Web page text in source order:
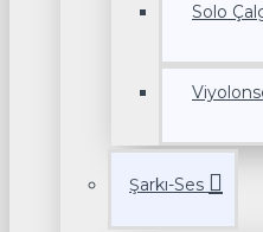
Solo
Şarkı-Ses